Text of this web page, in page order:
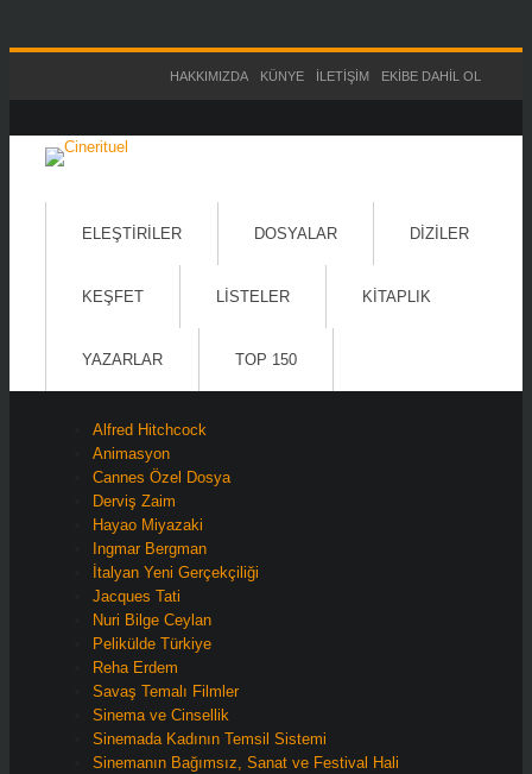
HAKKIMIZDA KÜNYE İLETIŞIM EKIBE DAHIL OL
ELEŞTIRILER DOSYALAR DIZILER
KEŞFET LISTELER KITAPLIK
YAZARLAR TOP 150
Alfred Hitchcock
Animasyon
Cannes Özel Dosya
Derviş Zaim
Hayao Miyazaki
Ingmar Bergman
İtalyan Yeni Gerçekçiliği
Jacques Tati
Nuri Bilge Ceylan
Pelikülde Türkiye
Reha Erdem
Savaş Temalı Filmler
Sinema ve Cinsellik
Sinemada Kadının Temsil Sistemi
Sinemanın Bağımsız, Sanat ve Festival Hali